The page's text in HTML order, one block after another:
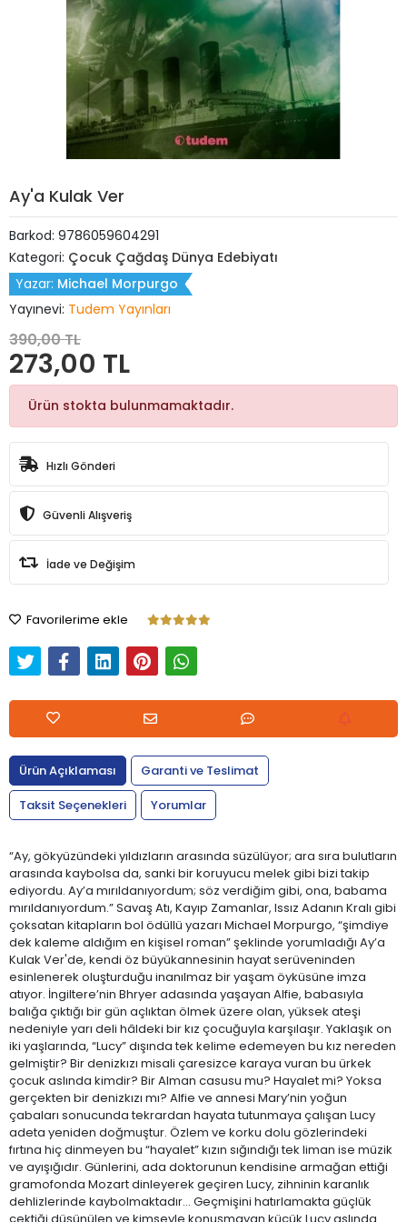
Ay'a Kulak Ver
Barkod: 9786059604291
Kategori: Çocuk Çağdaş Dünya Edebiyatı
Yazar: Michael Morpurgo
Yayınevi: Tudem Yayınları
390,00 TL
273,00 TL
Ürün stokta bulunmamaktadır.
Hızlı Gönderi
Güvenli Alışveriş
İade ve Değişim
Favorilerime ekle
Ürün Açıklaması
Garanti ve Teslimat
Taksit Seçenekleri
Yorumlar
“Ay, gökyüzündeki yıldızların arasında süzülüyor; ara sıra bulutların
arasında kaybolsa da, sanki bir koruyucu melek gibi bizi takip
ediyordu. Ay’a mırıldanıyordum; söz verdiğim gibi, ona, babama
mırıldanıyordum.” Savaş Atı, Kayıp Zamanlar, Issız Adanın Kralı gibi
çoksatan kitapların bol ödüllü yazarı Michael Morpurgo, “şimdiye
dek kaleme aldığım en kişisel roman” şeklinde yorumladığı Ay’a
Kulak Ver'de, kendi öz büyükannesinin hayat serüveninden
esinlenerek oluşturduğu inanılmaz bir yaşam öyküsüne imza
atıyor. İngiltere’nin Bhryer adasında yaşayan Alfie, babasıyla
balığa çıktığı bir gün açlıktan ölmek üzere olan, yüksek ateşi
nedeniyle yarı deli hâldeki bir kız çocuğuyla karşılaşır. Yaklaşık on
iki yaşlarında, “Lucy” dışında tek kelime edemeyen bu kız nereden
gelmiştir? Bir denizkızı misali çaresizce karaya vuran bu ürkek
çocuk aslında kimdir? Bir Alman casusu mu? Hayalet mi? Yoksa
gerçekten bir denizkızı mı? Alfie ve annesi Mary’nin yoğun
çabaları sonucunda tekrardan hayata tutunmaya çalışan Lucy
adeta yeniden doğmuştur. Özlem ve korku dolu gözlerindeki
fırtına hiç dinmeyen bu “hayalet” kızın sığındığı tek liman ise müzik
ve ayışığıdır. Günlerini, ada doktorunun kendisine armağan ettiği
gramofonda Mozart dinleyerek geçiren Lucy, zihninin karanlık
dehlizlerinde kaybolmaktadır… Geçmişini hatırlamakta güçlük